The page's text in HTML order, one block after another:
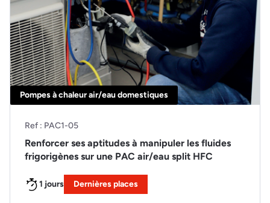
Ref : PAC1-05
Renforcer ses aptitudes à manipuler les fluides
frigorigènes sur une PAC air/eau split HFC
1 jours Dernières places
Pompes à chaleur air/eau domestiques